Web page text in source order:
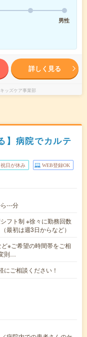
男性
詳しく見る
ッズケア事業部
】病院でカルテ
祝日が休み WEB登録OK
---分
フト制 ※徐々に勤務回数
最初は週3日からなど）
※ご希望の時間帯をご相
則…
ご相談ください！